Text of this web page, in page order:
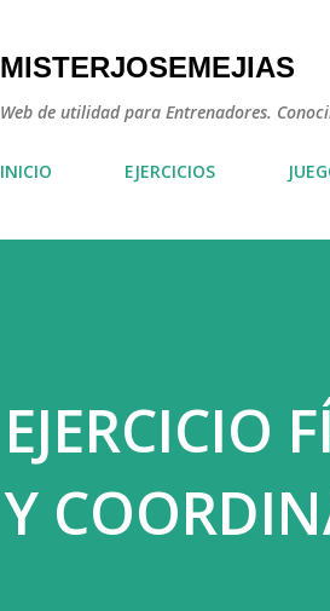
MISTERJOSEMEJIAS
Web de utilidad para Entrenadores.
INICIO EJERCICIOS
EJERCICIO
Y